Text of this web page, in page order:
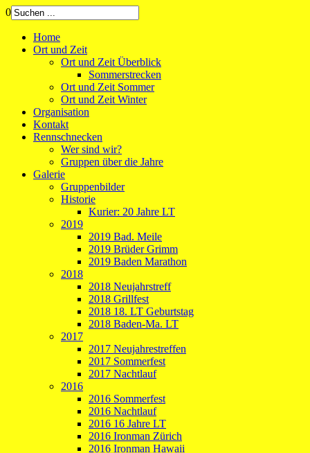
0
Home
Ort und Zeit
Ort und Zeit Überblick
Sommerstrecken
Ort und Zeit Sommer
Ort und Zeit Winter
Organisation
Kontakt
Rennschnecken
Wer sind wir?
Gruppen über die Jahre
Galerie
Gruppenbilder
Historie
Kurier: 20 Jahre LT
2019
2019 Bad. Meile
2019 Brüder Grimm
2019 Baden Marathon
2018
2018 Neujahrstreff
2018 Grillfest
2018 18. LT Geburtstag
2018 Baden-Ma. LT
2017
2017 Neujahrestreffen
2017 Sommerfest
2017 Nachtlauf
2016
2016 Sommerfest
2016 Nachtlauf
2016 16 Jahre LT
2016 Ironman Zürich
2016 Ironman Hawaii